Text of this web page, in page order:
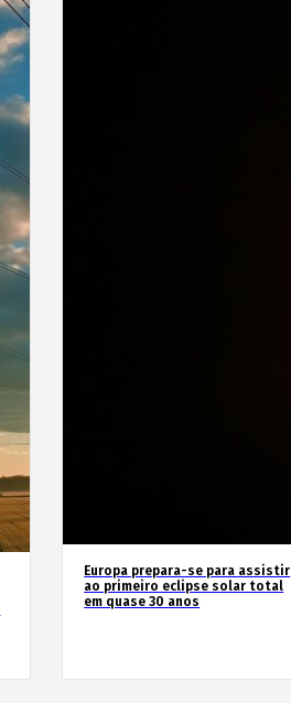
Europa prepara-se para assistir
ao primeiro eclipse solar total
em quase 30 anos